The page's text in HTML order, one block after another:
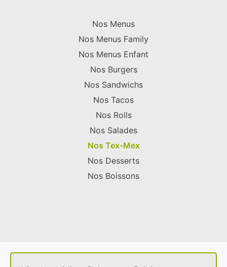
Nos Menus
Nos Menus Family
Nos Menus Enfant
Nos Burgers
Nos Sandwichs
Nos Tacos
Nos Rolls
Nos Salades
Nos Tex-Mex
Nos Desserts
Nos Boissons